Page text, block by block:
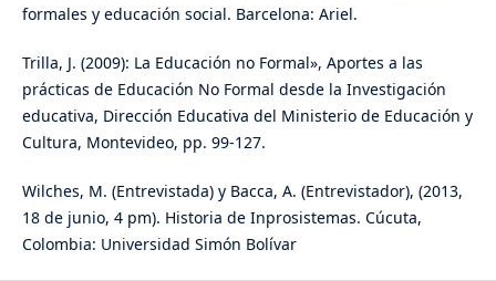
formales y educación social. Barcelona: Ariel.
Trilla, J. (2009): La Educación no Formal», Aportes a las
prácticas de Educación No Formal desde la Investigación
educativa, Dirección Educativa del Ministerio de Educación y
Cultura, Montevideo, pp. 99-127.
Wilches, M. (Entrevistada) y Bacca, A. (Entrevistador), (2013,
18 de junio, 4 pm). Historia de Inprosistemas. Cúcuta,
Colombia: Universidad Simón Bolívar